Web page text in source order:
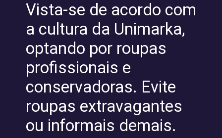
Vista-se de acordo com
a cultura da Unimarka,
optando por roupas
profissionais e
conservadoras. Evite
roupas extravagantes
ou informais demais.